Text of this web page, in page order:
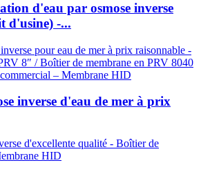
d'eau par osmose inverse
d'usine) -...
inverse d'eau de mer à prix